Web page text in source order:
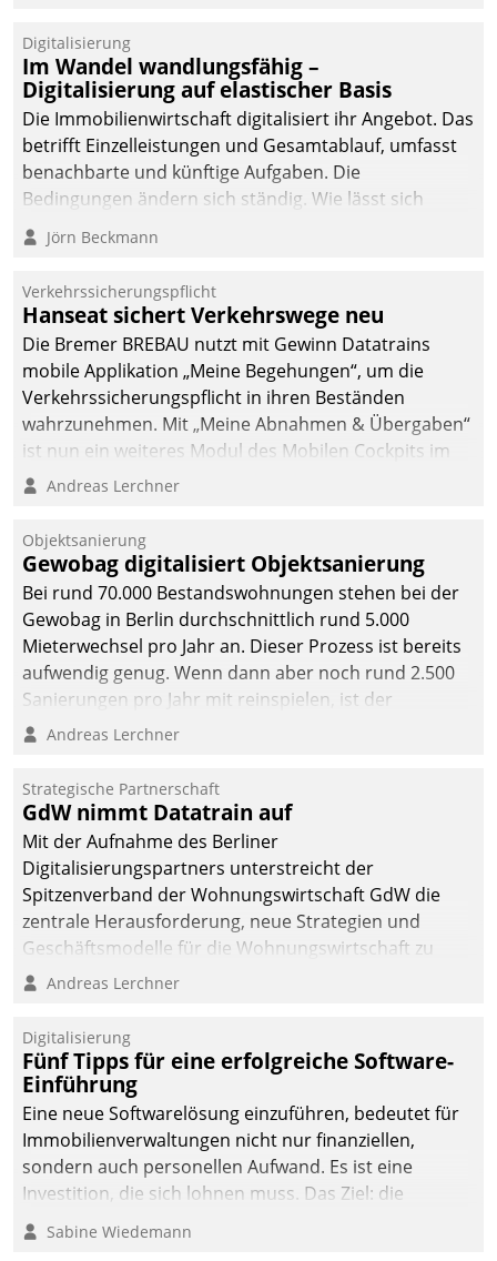
Digitalisierung
Im Wandel wandlungsfähig –
Digitalisierung auf elastischer Basis
Die Immobilienwirtschaft digitalisiert ihr Angebot. Das
betrifft Einzelleistungen und Gesamtablauf, umfasst
benachbarte und künftige Aufgaben. Die
Bedingungen ändern sich ständig. Wie lässt sich
technisch die Kontrolle wahren und zugleich Freiraum
fürs Wachsen öffnen?
Jörn Beckmann
Verkehrssicherungspflicht
Hanseat sichert Verkehrswege neu
Die Bremer BREBAU nutzt mit Gewinn Datatrains
mobile Applikation „Meine Begehungen“, um die
Verkehrssicherungspflicht in ihren Beständen
wahrzunehmen. Mit „Meine Abnahmen & Übergaben“
ist nun ein weiteres Modul des Mobilen Cockpits im
Einsatz.
Andreas Lerchner
Objektsanierung
Gewobag digitalisiert Objektsanierung
Bei rund 70.000 Bestandswohnungen stehen bei der
Gewobag in Berlin durchschnittlich rund 5.000
Mieterwechsel pro Jahr an. Dieser Prozess ist bereits
aufwendig genug. Wenn dann aber noch rund 2.500
Sanierungen pro Jahr mit reinspielen, ist der
Betreuungs- und Organisationsaufwand immens. Im
kommunale Wohnungsbauunternehmen daher
gemeinsam mit der Berliner Datatrain GmbH den
Teilprozess der Objektsanierung digitalisiert.
Andreas Lerchner
Strategische Partnerschaft
GdW nimmt Datatrain auf
Mit der Aufnahme des Berliner
Digitalisierungspartners unterstreicht der
Spitzenverband der Wohnungswirtschaft GdW die
zentrale Herausforderung, neue Strategien und
Geschäftsmodelle für die Wohnungswirtschaft zu
entwickeln.
Andreas Lerchner
Digitalisierung
Fünf Tipps für eine erfolgreiche Software-
Einführung
Eine neue Softwarelösung einzuführen, bedeutet für
Immobilienverwaltungen nicht nur finanziellen,
sondern auch personellen Aufwand. Es ist eine
Investition, die sich lohnen muss. Das Ziel: die
nachhaltige Optimierung der Geschäftsabläufe. Damit
dieses Ziel erreicht wird, sollten einige Grundregeln
Sabine Wiedemann